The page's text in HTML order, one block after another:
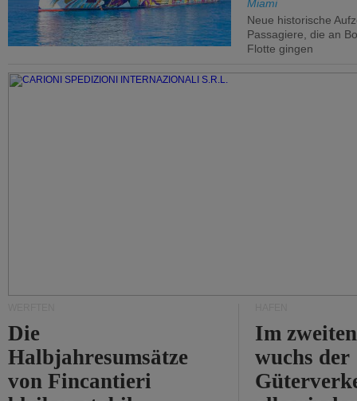
Miami
Neue historische
Passagiere, die an
Flotte gingen
Die
Halbjahresumsätze
von Fincantieri
Im
wuchs der